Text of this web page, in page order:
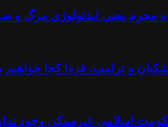
محرم یعنی ایدئولوژی مرگ و
و ترامپ، فردا کجا
اسلامی غیرممکن وجود